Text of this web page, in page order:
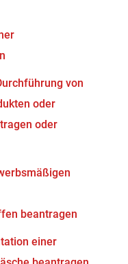
von
oder
oder
beantragen
einer